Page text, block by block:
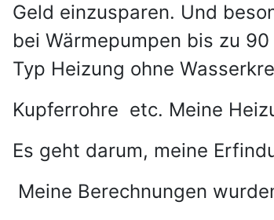
Geld einzusparen. Und
bei Wärmepumpen bis zu
Typ Heizung ohne
Kupferrohre etc. Meine
Es geht darum, meine
Meine Berechnungen